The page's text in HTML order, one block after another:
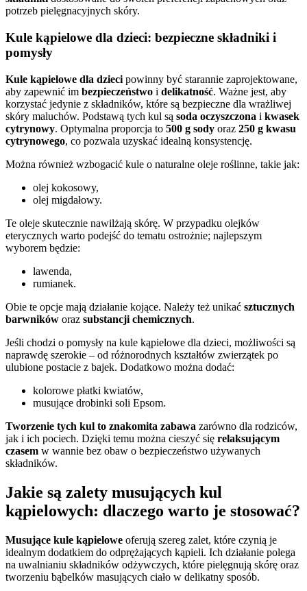
potrzeb pielęgnacyjnych skóry.
Kule kąpielowe dla dzieci: bezpieczne składniki i
pomysły
Kule kąpielowe dla dzieci powinny być starannie zaprojektowane,
aby zapewnić im bezpieczeństwo i delikatność. Ważne jest, aby
korzystać jedynie z składników, które są bezpieczne dla wrażliwej
skóry maluchów. Podstawą tych kul są soda oczyszczona i kwasek
cytrynowy. Optymalna proporcja to 500 g sody oraz 250 g kwasu
cytrynowego, co pozwala uzyskać idealną konsystencję.
Można również wzbogacić kule o naturalne oleje roślinne, takie jak:
olej kokosowy,
olej migdałowy.
Te oleje skutecznie nawilżają skórę. W przypadku olejków
eterycznych warto podejść do tematu ostrożnie; najlepszym
wyborem będzie:
lawenda,
rumianek.
Obie te opcje mają działanie kojące. Należy też unikać sztucznych
barwników oraz substancji chemicznych.
Jeśli chodzi o pomysły na kule kąpielowe dla dzieci, możliwości są
naprawdę szerokie – od różnorodnych kształtów zwierzątek po
ulubione postacie z bajek. Dodatkowo można dodać:
kolorowe płatki kwiatów,
musujące drobinki soli Epsom.
Tworzenie tych kul to znakomita zabawa zarówno dla rodziców,
jak i ich pociech. Dzięki temu można cieszyć się relaksującym
czasem w wannie bez obaw o bezpieczeństwo używanych
składników.
Jakie są zalety musujących kul
kąpielowych: dlaczego warto je stosować?
Musujące kule kąpielowe oferują szereg zalet, które czynią je
idealnym dodatkiem do odprężających kąpieli. Ich działanie polega
na uwalnianiu składników odżywczych, które pielęgnują skórę oraz
tworzeniu bąbelków masujących ciało w delikatny sposób.